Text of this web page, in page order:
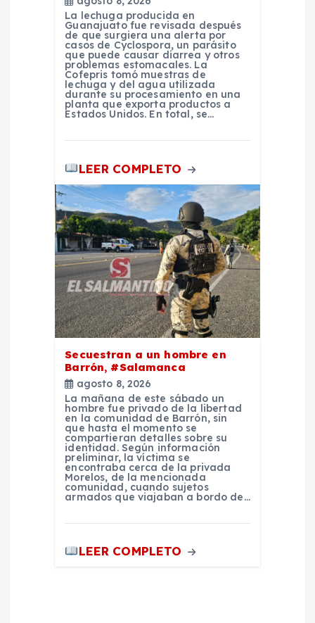
La lechuga producida en
Guanajuato fue revisada después
de que surgiera una alerta por
casos de Cyclospora, un parásito
que puede causar diarrea y otros
problemas estomacales. La
Cofepris tomó muestras de
lechuga y del agua utilizada
durante su procesamiento en una
planta que exporta productos a
Estados Unidos. En total, se…
LEER COMPLETO
Secuestran a un hombre en
Barrón, #Salamanca
agosto 8, 2026
La mañana de este sábado un
hombre fue privado de la libertad
en la comunidad de Barrón, sin
que hasta el momento se
compartieran detalles sobre su
identidad. Según información
preliminar, la víctima se
encontraba cerca de la privada
Morelos, de la mencionada
comunidad, cuando sujetos
armados que viajaban a bordo de…
LEER COMPLETO